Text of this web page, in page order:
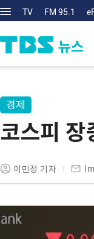
TV FM 95.1
경제
코스피
이민정 기자